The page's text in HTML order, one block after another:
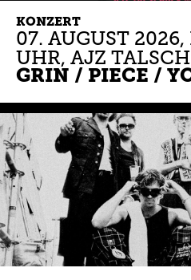
KONZERT
07. AUGUST 2026,
UHR, AJZ
GRIN / PIECE /